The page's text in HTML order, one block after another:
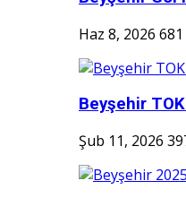
Haz 8, 2026 681
Beyşehir
Şub 11, 2026